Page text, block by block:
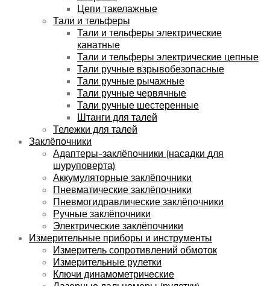
Цепи такелажные
Тали и тельферы
Тали и тельферы электрические
канатные
Тали и тельферы электрические цепные
Тали ручные взрывобезопасные
Тали ручные рычажные
Тали ручные червячные
Тали ручные шестеренные
Штанги для талей
Тележки для талей
Заклёпочники
Адаптеры-заклёпочники (насадки для
шуруповерта)
Аккумуляторные заклёпочники
Пневматические заклёпочники
Пневмогидравлические заклёпочники
Ручные заклёпочники
Электрические заклёпочники
Измерительные приборы и инструменты
Измеритель сопротивлений обмоток
Измерительные рулетки
Ключи динамометрические